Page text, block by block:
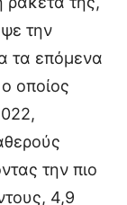
την
τα επόμενα
οποίος
την πιο
4,9